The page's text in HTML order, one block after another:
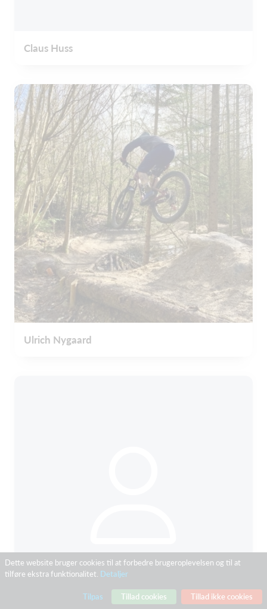
Claus Huss
Ulrich Nygaard
Dette website bruger cookies til at forbedre brugeroplevelsen og til at
tilføre ekstra funktionalitet. Detaljer
Tillad ikke cookies
Tillad cookies
Tilpas